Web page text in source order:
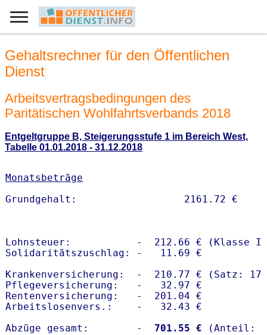
Gehaltsrechner für den Öffentlichen
Dienst
Arbeitsvertragsbedingungen des
Paritätischen Wohlfahrtsverbands 2018
Entgeltgruppe B, Steigerungsstufe 1 im Bereich West,
Tabelle 01.01.2018 - 31.12.2018
Monatsbeträge
Lohnsteuer:           -  212.66 € (Klasse I)
Solidaritätszuschlag: -   11.69 €
Krankenversicherung:  -  210.77 € (Satz:
Pflegeversicherung:   -   32.97 €
Rentenversicherung:   -  201.04 €
Arbeitslosenvers.:    -   32.43 €
Abzüge gesamt:        -
  701.55 €